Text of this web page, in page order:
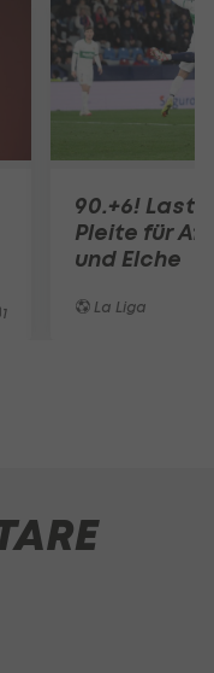
1
90.+6!
Pleite für
und Elche
La Liga